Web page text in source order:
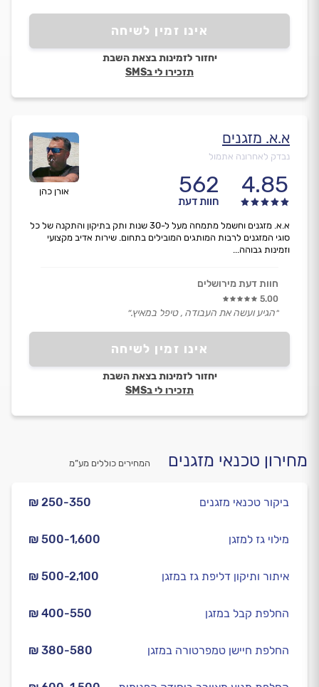
אינו זמין לשיחה
יחזור לזמינות בצאת השבת
תזכירו לי בSMS
אורן כהן
א.א. מזגנים
נבדק לאחרונה אתמול
4.85
562
חוות דעת
אינו זמין לשיחה
יחזור לזמינות בצאת השבת
תזכירו לי בSMS
א.א. מזגנים וחשמל מתמחה מעל ל-30 שנות ותק בתיקון והתקנה של כל
סוגי המזגנים לרבות המותגים המובילים בתחום. שירות אדיב מקצועי
וזמינות גבוהה...
חוות דעת מירושלים
5.00
״הגיע ועשה את העבודה , טיפל במאיץ.״
מחירון טכנאי מזגנים המחירים כוללים מע”מ
₪ 250-350 ביקור טכנאי מזגנים
₪ 500-1,600 מילוי גז למזגן
₪ 500-2,100 איתור ותיקון דליפת גז במזגן
₪ 400-550 החלפת קבל במזגן
₪ 380-580 החלפת חיישן טמפרטורה במזגן